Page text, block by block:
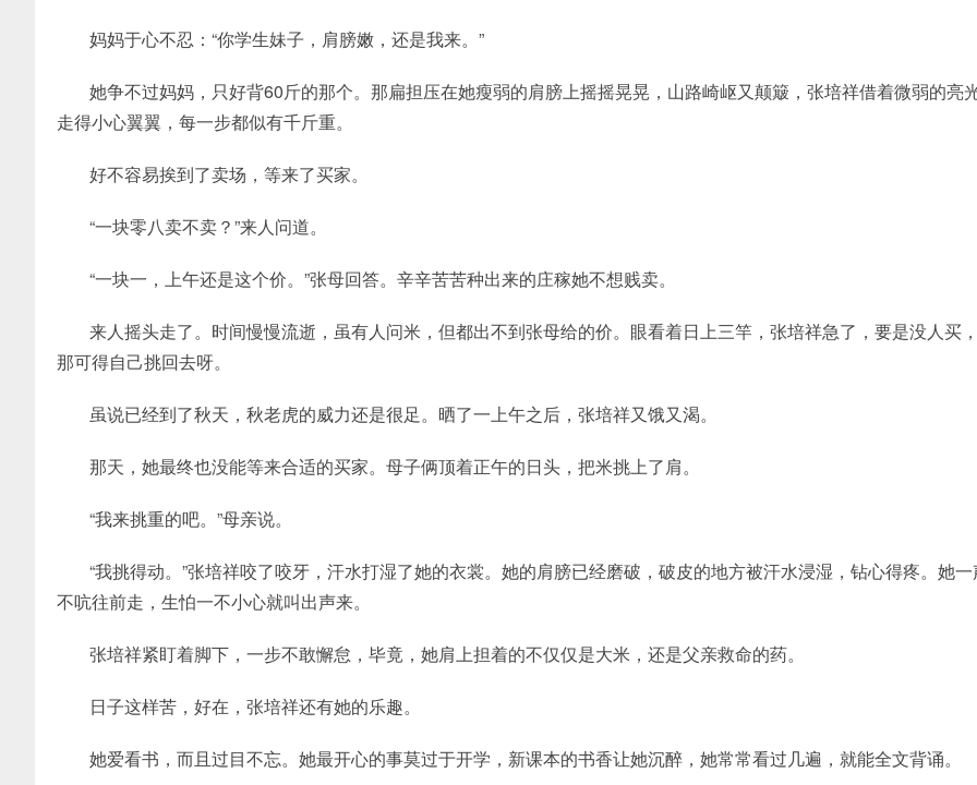
妈妈于心不忍：“你学生妹子，肩膀嫩，还是我来。”
她争不过妈妈，只好背60斤的那个。那扁担压在她瘦弱的肩膀上摇摇晃晃，山路崎岖又颠簸，张培祥借着微弱的亮
走得小心翼翼，每一步都似有千斤重。
好不容易挨到了卖场，等来了买家。
“一块零八卖不卖？”来人问道。
“一块一，上午还是这个价。”张母回答。辛辛苦苦种出来的庄稼她不想贱卖。
来人摇头走了。时间慢慢流逝，虽有人问米，但都出不到张母给的价。眼看着日上三竿，张培祥急了，要是没人买
那可得自己挑回去呀。
虽说已经到了秋天，秋老虎的威力还是很足。晒了一上午之后，张培祥又饿又渴。
那天，她最终也没能等来合适的买家。母子俩顶着正午的日头，把米挑上了肩。
“我来挑重的吧。”母亲说。
“我挑得动。”张培祥咬了咬牙，汗水打湿了她的衣裳。她的肩膀已经磨破，破皮的地方被汗水浸湿，钻心得疼。她
不吭往前走，生怕一不小心就叫出声来。
张培祥紧盯着脚下，一步不敢懈怠，毕竟，她肩上担着的不仅仅是大米，还是父亲救命的药。
日子这样苦，好在，张培祥还有她的乐趣。
她爱看书，而且过目不忘。她最开心的事莫过于开学，新课本的书香让她沉醉，她常常看过几遍，就能全文背诵。